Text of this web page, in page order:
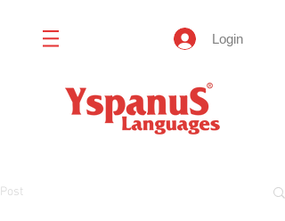
Login
Post